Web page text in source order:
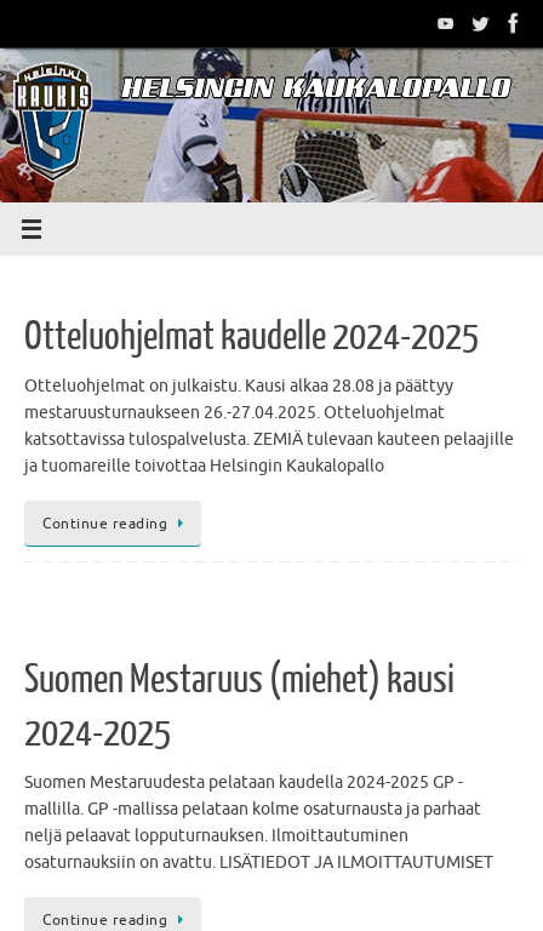
content
Otteluohjelmat kaudelle 2024-2025
Otteluohjelmat on julkaistu. Kausi alkaa 28.08 ja päättyy
mestaruusturnaukseen 26.-27.04.2025. Otteluohjelmat
katsottavissa tulospalvelusta. ZEMIÄ tulevaan kauteen pelaajille
ja tuomareille toivottaa Helsingin Kaukalopallo
Continue reading
Suomen Mestaruus (miehet) kausi
2024-2025
Suomen Mestaruudesta pelataan kaudella 2024-2025 GP -
mallilla. GP -mallissa pelataan kolme osaturnausta ja parhaat
neljä pelaavat lopputurnauksen. Ilmoittautuminen
osaturnauksiin on avattu. LISÄTIEDOT JA ILMOITTAUTUMISET
Continue reading